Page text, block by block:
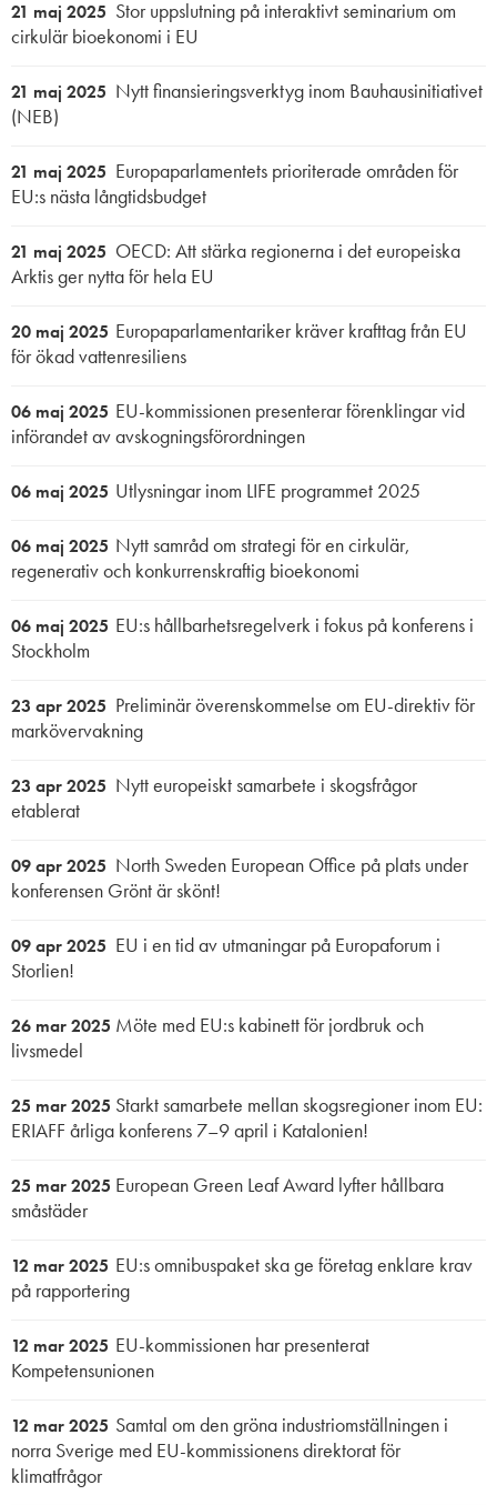
21 maj 2025 Stor uppslutning på interaktivt seminarium om
cirkulär bioekonomi i EU
21 maj 2025 Nytt finansieringsverktyg inom Bauhausinitiativet
(NEB)
21 maj 2025 Europaparlamentets prioriterade områden för
EU:s nästa långtidsbudget
21 maj 2025 OECD: Att stärka regionerna i det europeiska
Arktis ger nytta för hela EU
20 maj 2025 Europaparlamentariker kräver krafttag från EU
för ökad vattenresiliens
06 maj 2025 EU-kommissionen presenterar förenklingar vid
införandet av avskogningsförordningen
06 maj 2025 Utlysningar inom LIFE programmet 2025
06 maj 2025 Nytt samråd om strategi för en cirkulär,
regenerativ och konkurrenskraftig bioekonomi
06 maj 2025 EU:s hållbarhetsregelverk i fokus på konferens i
Stockholm
23 apr 2025 Preliminär överenskommelse om EU-direktiv för
markövervakning
23 apr 2025 Nytt europeiskt samarbete i skogsfrågor
etablerat
09 apr 2025 North Sweden European Office på plats under
konferensen Grönt är skönt!
09 apr 2025 EU i en tid av utmaningar på Europaforum i
Storlien!
26 mar 2025 Möte med EU:s kabinett för jordbruk och
livsmedel
25 mar 2025 Starkt samarbete mellan skogsregioner inom EU:
ERIAFF årliga konferens 7–9 april i Katalonien!
25 mar 2025 European Green Leaf Award lyfter hållbara
småstäder
12 mar 2025 EU:s omnibuspaket ska ge företag enklare krav
på rapportering
12 mar 2025 EU-kommissionen har presenterat
Kompetensunionen
12 mar 2025 Samtal om den gröna industriomställningen i
norra Sverige med EU-kommissionens direktorat för
klimatfrågor